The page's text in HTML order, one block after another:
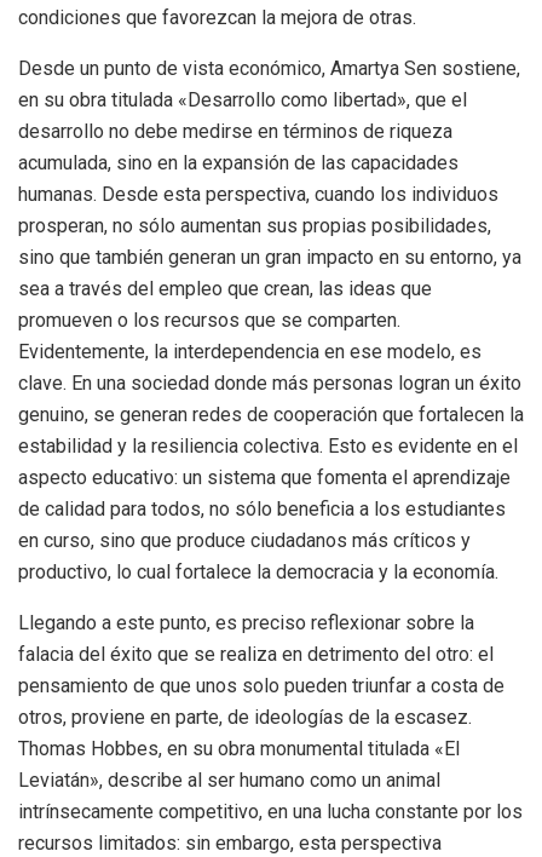
condiciones que favorezcan la mejora de otras.
Desde un punto de vista económico, Amartya Sen sostiene,
en su obra titulada «Desarrollo como libertad», que el
desarrollo no debe medirse en términos de riqueza
acumulada, sino en la expansión de las capacidades
humanas. Desde esta perspectiva, cuando los individuos
prosperan, no sólo aumentan sus propias posibilidades,
sino que también generan un gran impacto en su entorno, ya
sea a través del empleo que crean, las ideas que
promueven o los recursos que se comparten.
Evidentemente, la interdependencia en ese modelo, es
clave. En una sociedad donde más personas logran un éxito
genuino, se generan redes de cooperación que fortalecen la
estabilidad y la resiliencia colectiva. Esto es evidente en el
aspecto educativo: un sistema que fomenta el aprendizaje
de calidad para todos, no sólo beneficia a los estudiantes
en curso, sino que produce ciudadanos más críticos y
productivo, lo cual fortalece la democracia y la economía.
Llegando a este punto, es preciso reflexionar sobre la
falacia del éxito que se realiza en detrimento del otro: el
pensamiento de que unos solo pueden triunfar a costa de
otros, proviene en parte, de ideologías de la escasez.
Thomas Hobbes, en su obra monumental titulada «El
Leviatán», describe al ser humano como un animal
intrínsecamente competitivo, en una lucha constante por los
recursos limitados: sin embargo, esta perspectiva